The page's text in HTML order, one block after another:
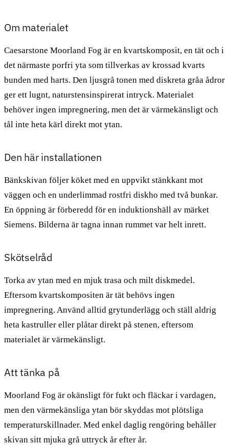
Om materialet
Caesarstone Moorland Fog är en kvartskomposit, en tät och i
det närmaste porfri yta som tillverkas av krossad kvarts
bunden med harts. Den ljusgrå tonen med diskreta gråa ådror
ger ett lugnt, naturstensinspirerat intryck. Materialet
behöver ingen impregnering, men det är värmekänsligt och
tål inte heta kärl direkt mot ytan.
Den här installationen
Bänkskivan följer köket med en uppvikt stänkkant mot
väggen och en underlimmad rostfri diskho med två bunkar.
En öppning är förberedd för en induktionshäll av märket
Siemens. Bilderna är tagna innan rummet var helt inrett.
Skötselråd
Torka av ytan med en mjuk trasa och milt diskmedel.
Eftersom kvartskompositen är tät behövs ingen
impregnering. Använd alltid grytunderlägg och ställ aldrig
heta kastruller eller plåtar direkt på stenen, eftersom
materialet är värmekänsligt.
Att tänka på
Moorland Fog är okänsligt för fukt och fläckar i vardagen,
men den värmekänsliga ytan bör skyddas mot plötsliga
temperaturskillnader. Med enkel daglig rengöring behåller
skivan sitt mjuka grå uttryck år efter år.